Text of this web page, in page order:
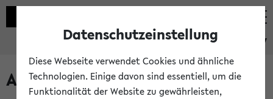
eKVV
Archivierte Studiengänge
Datenschutzeinstellung
Diese Webseite verwendet Cookies und ähnliche
Technologien. Einige davon sind essentiell, um die
Funktionalität der Website zu gewährleisten,